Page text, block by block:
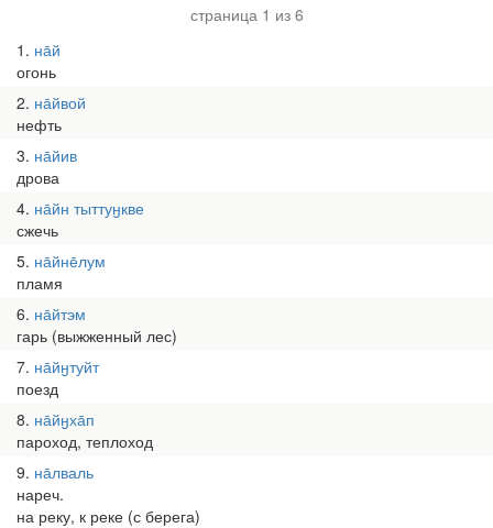
страница 1 из 6
1 на̄й
огонь
2 на̄йвой
нефть
3 на̄йив
дрова
4 на̄йн тыттуӈкве
сжечь
5 на̄йне̄лум
пламя
6 на̄йтэм
гарь (выжженный лес)
7 на̄йӈтуйт
поезд
8 на̄йӈха̄п
пароход, теплоход
9 на̄лваль
нареч.
на реку, к реке (с берега)